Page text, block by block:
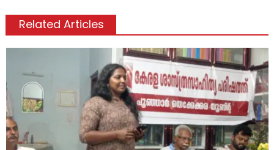
Related Articles